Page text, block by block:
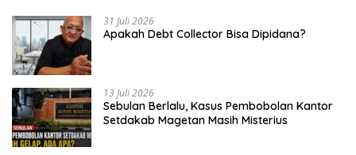
31 Juli 2026
Apakah Debt Collector Bisa Dipidana?
13 Juli 2026
Sebulan Berlalu, Kasus Pembobolan Kantor
Setdakab Magetan Masih Misterius